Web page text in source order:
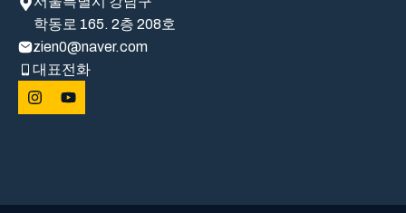
학동로 165. 2층 208호
zien0@naver.com
대표전화